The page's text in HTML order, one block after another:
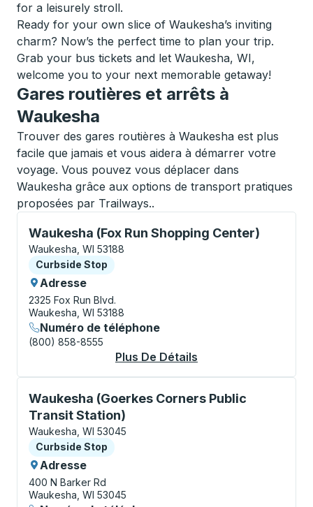
for a leisurely stroll.
Ready for your own slice of Waukesha’s inviting
charm? Now’s the perfect time to plan your trip.
Grab your bus tickets and let Waukesha, WI,
welcome you to your next memorable getaway!
Gares routières et arrêts à
Waukesha
Trouver des gares routières à Waukesha est plus
facile que jamais et vous aidera à démarrer votre
voyage. Vous pouvez vous déplacer dans
Waukesha grâce aux options de transport pratiques
proposées par Trailways..
Waukesha (Fox Run Shopping Center)
Curbside Stop, utilisez les touches fléchées ou la
Waukesha, WI 53188
Curbside Stop
Curbside Stop
Adresse
2325 Fox Run Blvd.
Waukesha, WI 53188
Numéro de téléphone
(800) 858-8555
Plus De Détails
Waukesha (Goerkes Corners Public
Transit Station)
Curbside Stop, utilisez les touches fléchées ou la
Waukesha, WI 53045
Curbside Stop
Curbside Stop
Adresse
400 N Barker Rd
Waukesha, WI 53045